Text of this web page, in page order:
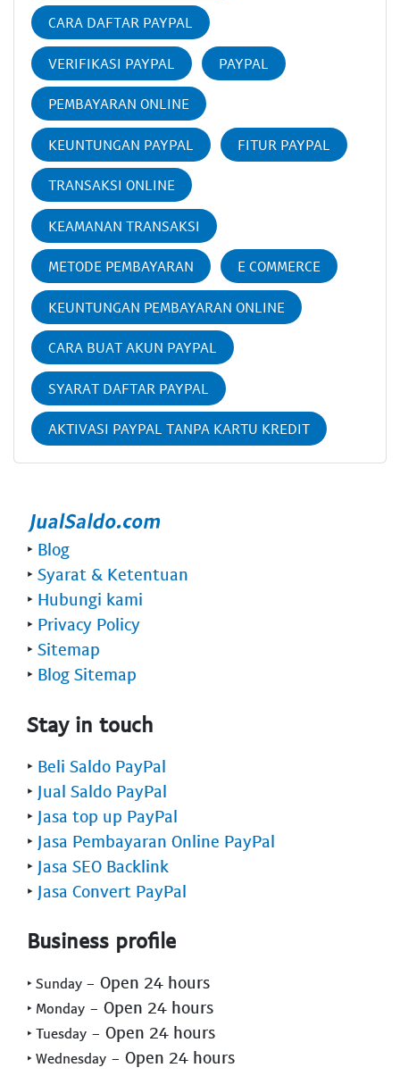
CARA DAFTAR PAYPAL
VERIFIKASI PAYPAL PAYPAL
PEMBAYARAN ONLINE
KEUNTUNGAN PAYPAL FITUR PAYPAL
TRANSAKSI ONLINE
KEAMANAN TRANSAKSI
METODE PEMBAYARAN E COMMERCE
KEUNTUNGAN PEMBAYARAN ONLINE
CARA BUAT AKUN PAYPAL
SYARAT DAFTAR PAYPAL
AKTIVASI PAYPAL TANPA KARTU KREDIT
‣ Blog
‣ Syarat & Ketentuan
‣ Hubungi kami
‣ Privacy Policy
‣ Sitemap
‣ Blog Sitemap
Stay in touch
‣ Beli Saldo PayPal
‣ Jual Saldo PayPal
‣ Jasa top up PayPal
‣ Jasa Pembayaran Online PayPal
‣ Jasa SEO Backlink
‣ Jasa Convert PayPal
Business profile
‣ Sunday - Open 24 hours
‣ Monday - Open 24 hours
‣ Tuesday - Open 24 hours
‣ Wednesday - Open 24 hours